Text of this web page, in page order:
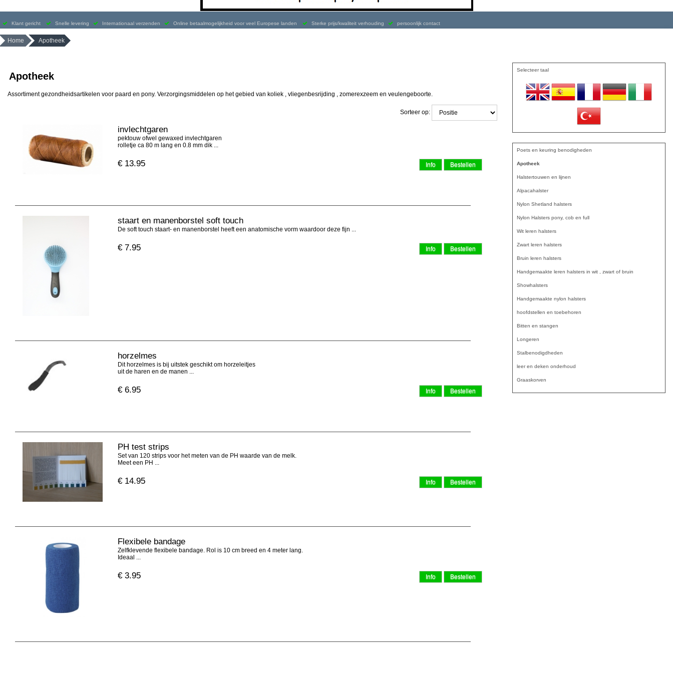
Klant gericht Snelle levering Internationaal verzenden Online betaalmogelijkheid voor veel Europese landen Sterke prijs/kwaliteit verhouding persoonlijk contact
Home Apotheek
Apotheek
Assortiment gezondheidsartikelen voor paard en pony. Verzorgingsmiddelen op het gebied van koliek , vliegenbesrijding , zomerexzeem en veulengeboorte.
Sorteer op:
invlechtgaren
pektouw ofwel gewaxed invlechtgaren
rolletje ca 80 m lang en 0.8 mm dik ...
€ 13.95
staart en manenborstel soft touch
De soft touch staart- en manenborstel heeft een anatomische vorm waardoor deze fijn ...
€ 7.95
horzelmes
Dit horzelmes is bij uitstek geschikt om horzeleitjes
uit de haren en de manen ...
€ 6.95
PH test strips
Set van 120 strips voor het meten van de PH waarde van de melk.
Meet een PH ...
€ 14.95
Flexibele bandage
Zelfklevende flexibele bandage. Rol is 10 cm breed en 4 meter lang.
Ideaal ...
€ 3.95
Selecteer taal
Poets en keuring benodigheden
Apotheek
Halstertouwen en lijnen
Alpacahalster
Nylon Shetland halsters
Nylon Halsters pony, cob en full
Wit leren halsters
Zwart leren halsters
Bruin leren halsters
Handgemaakte leren halsters in wit , zwart of bruin
Showhalsters
Handgemaakte nylon halsters
hoofdstellen en toebehoren
Bitten en stangen
Longeren
Stalbenodigdheden
leer en deken onderhoud
Graaskorven